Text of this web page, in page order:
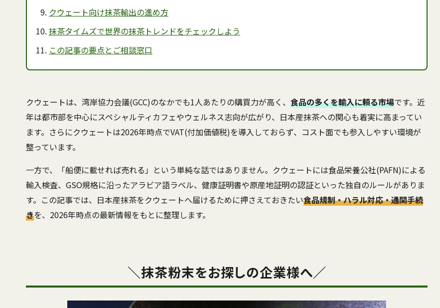
クウェート向け抹茶輸出の進め方
抹茶タイムズで世界の抹茶トレンドをチェックしよう
この記事の要点とご相談窓口
クウェートは、湾岸協力会議(GCC)のなかでも1人あたりの購買力が高く、 食品の多くを輸入に頼る市場です。近
年は都市部を中心にスペシャルティカフェやウェルネス志向が広がり、日本産抹茶への関心も着実に高まってい
ます。さらにクウェートは2026年時点でVAT(付加価値税)を導入しておらず、コスト面でも参入しやすい環境が
整っています。
一方で、「船便に載せれば売れる」という単純な話ではありません。クウェートには食品栄養公社(PAFN)による
輸入検査、GSO規格に沿ったアラビア語ラベル、健康証明書や原産地証明の認証といった独自のルールがありま
す。この記事では、日本産抹茶をクウェートへ届けるために押さえておきたい食品規制・ハラル対応・通関手続
きを、2026年時点の最新情報をもとに整理します。
＼抹茶粉末をお探しの企業様へ／